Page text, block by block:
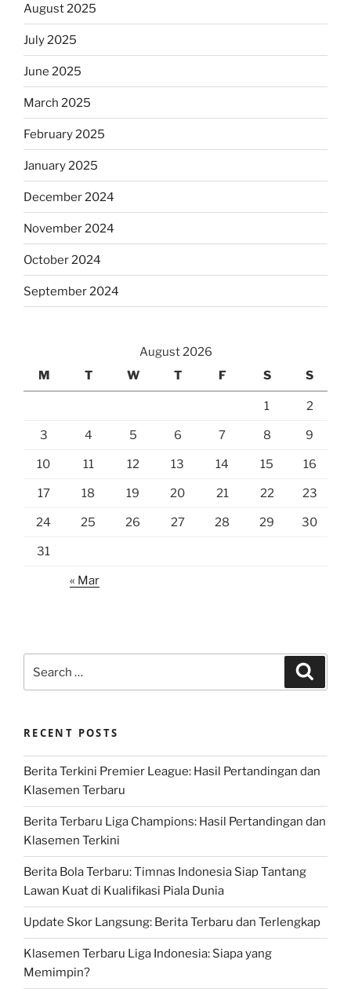
August 2025
July 2025
June 2025
March 2025
February 2025
January 2025
December 2024
November 2024
October 2024
September 2024
August 2026
M
T W T F S S
1 2
3 4 5 6 7 8 9
10 11 12 13 14 15 16
17 18 19 20 21 22 23
24 25 26 27 28 29 30
31
« Mar
for:
RECENT POSTS
Berita Terkini Premier League: Hasil Pertandingan dan
Klasemen Terbaru
Berita Terbaru Liga Champions: Hasil Pertandingan dan
Klasemen Terkini
Berita Bola Terbaru: Timnas Indonesia Siap Tantang
Lawan Kuat di Kualifikasi Piala Dunia
Update Skor Langsung: Berita Terbaru dan Terlengkap
Klasemen Terbaru Liga Indonesia: Siapa yang
Memimpin?